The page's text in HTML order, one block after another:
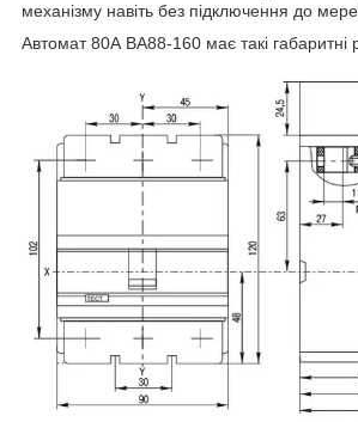
механізму навіть без підключення до
Автомат 80А ВА88-160 має такі габаритні